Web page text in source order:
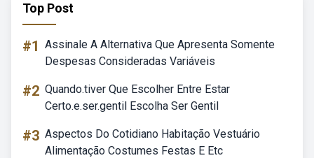
Top Post
#1 Assinale A Alternativa Que Apresenta Somente
Despesas Consideradas Variáveis
#2 Quando.tiver Que Escolher Entre Estar
Certo.e.ser.gentil Escolha Ser Gentil
#3 Aspectos Do Cotidiano Habitação Vestuário
Alimentação Costumes Festas E Etc